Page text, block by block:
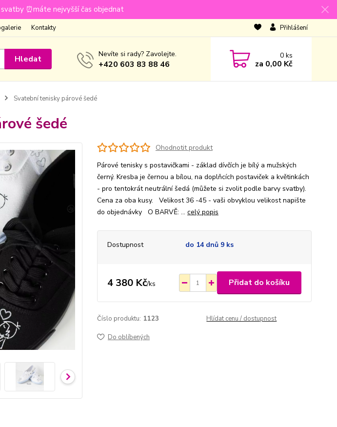
⏰máte nejvyšší čas objednat
Kontakty Přihlášení
Hledat Nevíte si rady? Zavolejte.
+420 603 83 88 46
0ks
za 0,00 Kč
Svatební tenisky párové šedé
šedé
Ohodnotit produkt
Párové tenisky s postavičkami - základ dívčích je bílý a mužských
černý. Kresba je černou a bílou, na doplňcích postaviček a květinkách
- pro tentokrát neutrální šedá (můžete si zvolit podle barvy svatby).
Cena za oba kusy. Velikost 36 -45 - vaši obvyklou velikost napište
do objednávky O BARVĚ: ... celý popis
Dostupnost do 14 dnů 9 ks
4 380 Kč/ks Přidat do košíku
Číslo produktu: 1123 Hlídat cenu / dostupnost
Do oblíbených